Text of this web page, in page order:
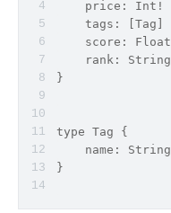
    price:
Int !
    tags: [Tag]
    score:
Float
    rank:
String
}
type Tag {
    name:
String
}